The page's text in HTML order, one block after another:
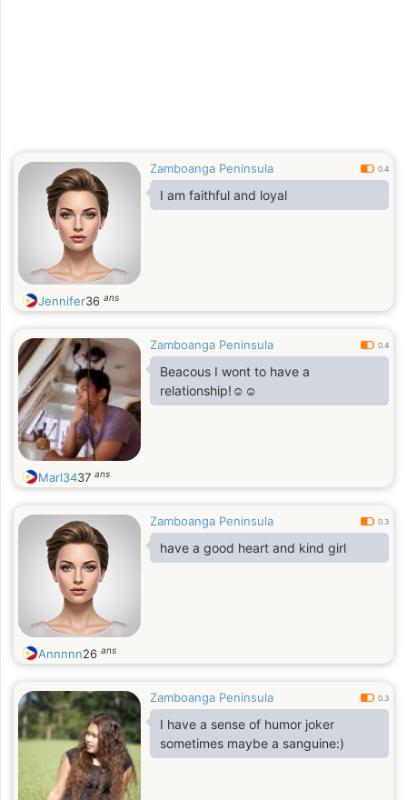
Zamboanga Peninsula 0.4
I am faithful and loyal
Jennifer36 ans
Zamboanga Peninsula 0.4
Beacous I wont to have a
relationship!☺️☺️
Marl3437 ans
Zamboanga Peninsula 0.3
have a good heart and kind girl
Annnnn26 ans
Zamboanga Peninsula 0.3
I have a sense of humor joker
sometimes maybe a sanguine:)